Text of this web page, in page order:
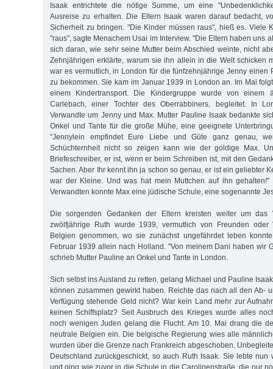
Isaak entrichtete die nötige Summe, um eine
Ausreise zu erhalten. Die Eltern Isaak waren darauf bedacht,
Sicherheit zu bringen. "Die Kinder müssen raus", hieß es. Viele
"raus", sagte Menachem Usai im Interview. "Die Eltern haben uns
sich daran, wie sehr seine Mutter beim Abschied weinte, nicht
Zehnjährigen erklärte, warum sie ihn allein in die Welt schicken
war es vermutlich, in London für die fünfzehnjährige Jenny einen
zu bekommen. Sie kam im Januar 1939 in London an. Im Mai
einem Kindertransport. Die Kindergruppe wurde von einem
Carlebach, einer Tochter des Oberrabbiners, begleitet. In
Verwandte um Jenny und Max. Mutter Pauline Isaak bedankte
Onkel und Tante für die große Mühe, eine geeignete
"Jennylein empfindet Eure Liebe und Güte ganz genau,
Schüchternheit nicht so zeigen kann wie der goldige Max.
Briefeschreiber, er ist, wenn er beim Schreiben ist, mit den
Sachen. Aber Ihr kennt ihn ja schon so genau, er ist ein geliebter
war der Kleine. Und was hat mein Muttchen auf ihn gehalten!"
Verwandten konnte Max eine jüdische Schule, eine sogenannte
Die sorgenden Gedanken der Eltern kreisten weiter um das
zwölfjährige Ruth wurde 1939, vermutlich von Freunden oder
Belgien genommen, wo sie zunächst ungefährdet leben
Februar 1939 allein nach Holland. "Von meinem Dani haben wir
schrieb Mutter Pauline an Onkel und Tante in London.
Sich selbst ins Ausland zu retten, gelang Michael und Pauline
können zusammen gewirkt haben. Reichte das nach all den Ab-
Verfügung stehende Geld nicht? War kein Land mehr zur
keinen Schiffsplatz? Seit Ausbruch des Krieges wurde alles
noch wenigen Juden gelang die Flucht. Am 10. Mai drang die
neutrale Belgien ein. Die belgische Regierung wies alle
wurden über die Grenze nach Frankreich abgeschoben.
Deutschland zurückgeschickt, so auch Ruth Isaak. Sie lebte nun
und ging wie zuvor in die Schule in die Carolinenstraße, die nur